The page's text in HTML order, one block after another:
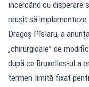
încercând cu disperare
reușit să
Dragoș Pîslaru, a
„chirurgicale” de
după ce Bruxelles-ul a
termen-limită fixat